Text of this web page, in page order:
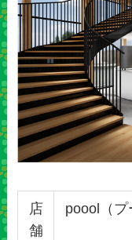
店
舗
poool（プ